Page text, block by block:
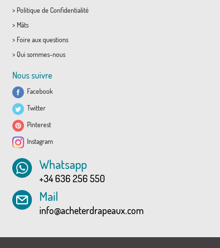
> Politique de Confidentialité
> Mâts
> Foire aux questions
> Qui sommes-nous
Nous suivre
Facebook
Twitter
Pinterest
Instagram
Whatsapp
+34 636 256 550
Mail
info@acheterdrapeaux.com